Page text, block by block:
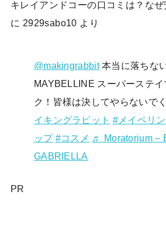
キレイアンドコーの口コミは？な
に 2929sabo10 より
@makingrabbit本当に落ちな
MAYBELLINE スーパーステ
ク！皆様は決してやらないで
イキングラビット #メイベリン
ップ #コスメ ♬ Moratorium –
GABRIELLA
PR